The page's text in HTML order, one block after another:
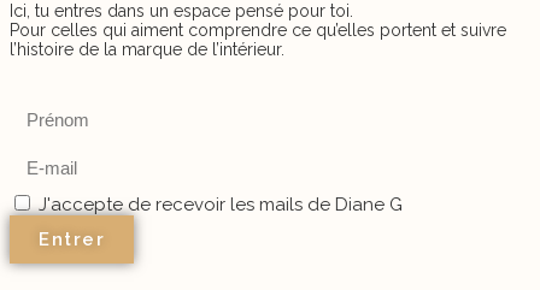
Ici, tu entres dans un espace pensé pour toi.
Pour celles qui aiment comprendre ce qu’elles portent et suivre
l’histoire de la marque de l’intérieur.
J'accepte de recevoir les mails de Diane G
Entrer